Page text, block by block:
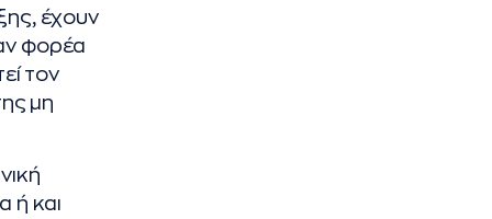
έχουν
φορέα
τον
μη
ή και